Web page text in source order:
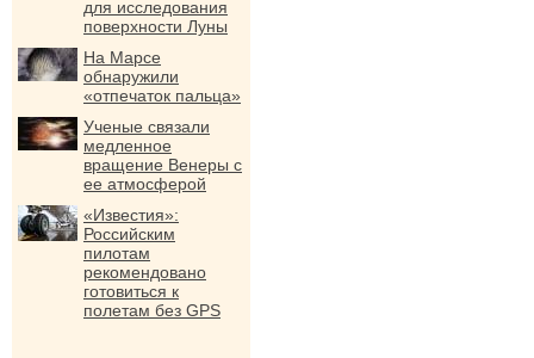
для исследования
поверхности Луны
На Марсе
обнаружили
«отпечаток пальца»
Ученые связали
медленное
вращение Венеры с
ее атмосферой
«Известия»:
Российским
пилотам
рекомендовано
готовиться к
полетам без GPS